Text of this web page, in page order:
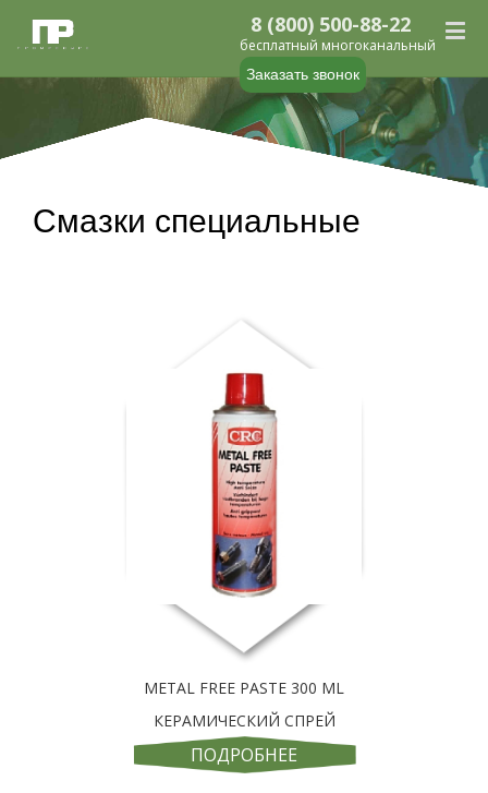
Заказать звонок
бесплатный многоканальный
Смазки специальные
METAL FREE PASTE 300 ML
КЕРАМИЧЕСКИЙ СПРЕЙ
ПОДРОБНЕЕ